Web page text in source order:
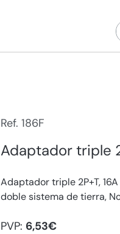
Ref. 186F
Adaptador triple
Adaptador triple 2P+T,
doble sistema de tierra,
PVP: 6,53€